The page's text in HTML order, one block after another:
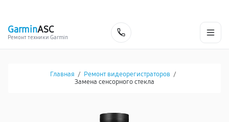
GarminASC
Ремонт техники Garmin
Главная / Ремонт видеорегистраторов /
Замена сенсорного стекла